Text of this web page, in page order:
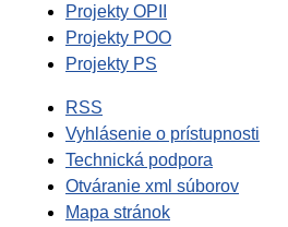
Projekty OPII
Projekty POO
Projekty PS
RSS
Vyhlásenie o prístupnosti
Technická podpora
Otváranie xml súborov
Mapa stránok